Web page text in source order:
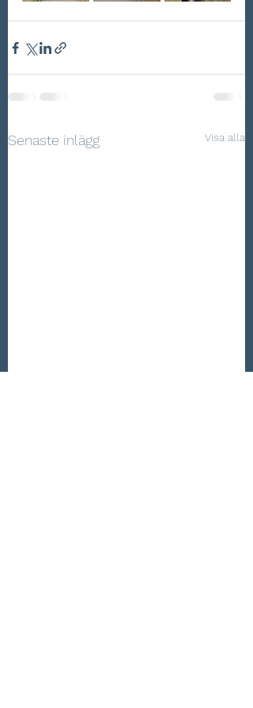
Senaste inlägg Visa alla